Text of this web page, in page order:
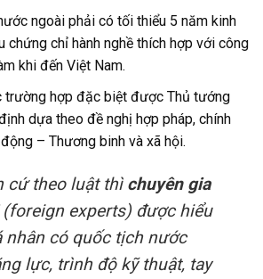
ngoài phải có tối thiểu 5 năm kinh
chứng chỉ hành nghề thích hợp với công
khi đến Việt Nam.
trường hợp đặc biệt được Thủ tướng
dựa theo đề nghị hợp pháp, chính
– Thương binh và xã hội.
cứ theo luật thì chuyên gia
foreign experts) được hiểu
nhân có quốc tịch nước
lực, trình độ kỹ thuật, tay